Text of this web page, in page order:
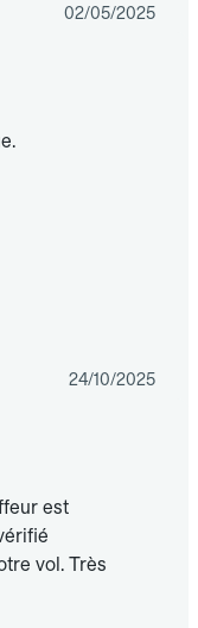
02/05/2025
24/10/2025
est
vol. Très